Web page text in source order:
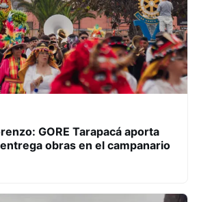
GORE Tarapacá aporta
obras en el campanario